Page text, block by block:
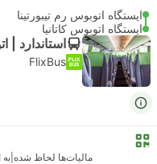
ایستگاه اتوبوس رم تیبورتینا
ایستگاه اتوبوس کاتانیا
استاندارد |
FlixBus
مالیات‌ها لحاظ شده